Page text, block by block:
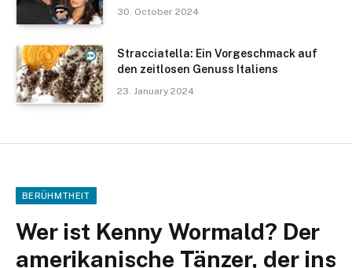
30. October 2024
Stracciatella: Ein Vorgeschmack auf
den zeitlosen Genuss Italiens
23. January 2024
BERÜHMTHEIT
Wer ist Kenny Wormald? Der
amerikanische Tänzer, der ins